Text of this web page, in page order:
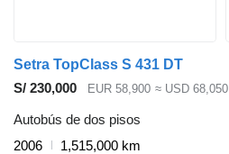
Setra TopClass S 431 DT
S/ 230,000
EUR 58,900 ≈ USD 68,050
Autobús de dos pisos
2006
1,515,000 km